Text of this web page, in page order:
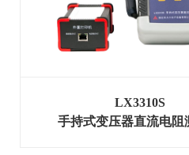
LX3310S
手持式变压器直流电阻